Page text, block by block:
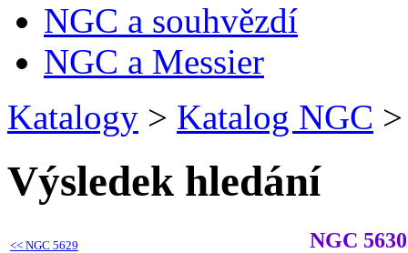
NGC a souhvězdí
NGC a Messier
Katalogy > Katalog NGC >
Výsledek hledání
<< NGC 5629 NGC 5630